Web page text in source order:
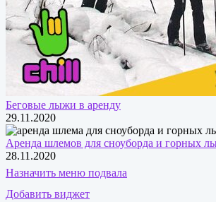
Беговые лыжи в аренду
29.11.2020
Аренда шлемов для сноуборда и горных
28.11.2020
Назначить меню подвала
Добавить виджет